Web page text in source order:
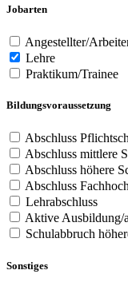
Jobarten
Angestellter/
Lehre
Praktikum/Trainee
Bildungsvoraussetzung
Abschluss
Abschluss mittlere
Abschluss höhere
Abschluss
Lehrabschluss
Aktive Ausbildung/
Schulabbruch
Sonstiges